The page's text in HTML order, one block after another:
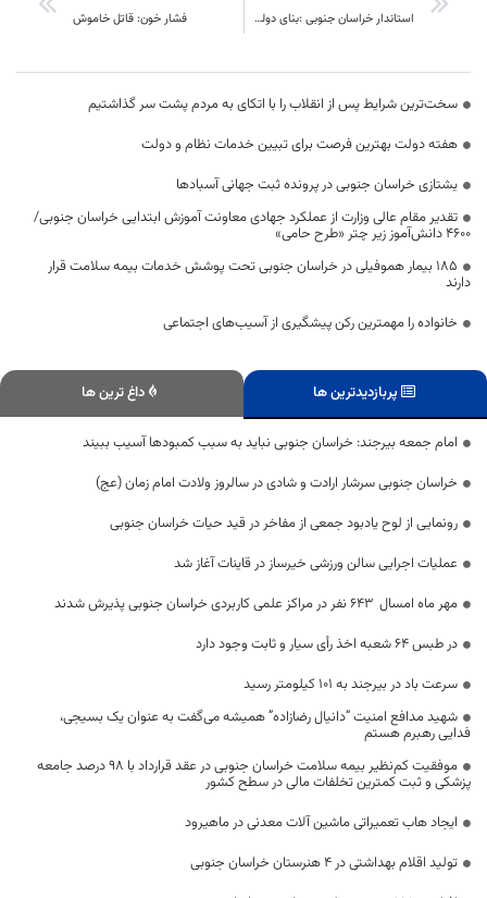
استاندار خراسان جنوبی :بنای دولت تدبیر و امید واگذاري امور به سازمان هاي مردم نهاد و بخش خصوصي است فشار خون: قاتل خاموش
سخت‌ترین شرایط پس از انقلاب را با اتکای به مردم پشت سر گذاشتیم
هفته دولت بهترین فرصت برای تبیین خدمات نظام و دولت
یشتازی خراسان جنوبی در پرونده ثبت جهانی آسبادها
تقدیر مقام عالی وزارت از عملکرد جهادی معاونت آموزش ابتدایی خراسان جنوبی/
۴۶۰۰ دانش‌آموز زیر چتر «طرح حامی»
۱۸۵ بیمار هموفیلی در خراسان جنوبی تحت پوشش خدمات بیمه سلامت قرار
دارند
خانواده را مهمترین رکن پیشگیری از آسیب‌های اجتماعی
پربازدیدترین ها داغ ترین ها
امام جمعه بیرجند: خراسان جنوبی نباید به سبب کمبودها آسیب ببیند
خراسان جنوبی سرشار ارادت و شادی در سالروز ولادت امام زمان (عج)
رونمایی از لوح یادبود جمعی از مفاخر در قید حیات خراسان جنوبی
عملیات اجرایی سالن ورزشی خیرساز در قاینات آغاز شد
مهر ماه امسال ۶۴۳ نفر در مراکز علمی کاربردی خراسان جنوبی پذیرش شدند
در طبس ۶۴ شعبه اخذ رأی سیار و ثابت وجود دارد
سرعت باد در بیرجند به ۱۰۱ کیلومتر رسید
شهید مدافع امنیت “دانیال رضازاده” همیشه می‌گفت به عنوان یک بسیجی،
فدایی رهبرم هستم
موفقیت کم‌نظیر بیمه سلامت خراسان جنوبی در عقد قرارداد با ۹۸ درصد جامعه
پزشکی و ثبت کمترین تخلفات مالی در سطح کشور
ایجاد هاب تعمیراتی ماشین آلات معدنی در ماهیرود
تولید اقلام بهداشتی در ۴ هنرستان خراسان جنوبی